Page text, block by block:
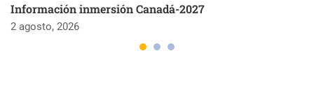
Información inmersión Canadá-2027
2 agosto, 2026